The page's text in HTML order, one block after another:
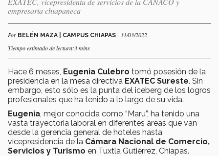
empresaria chiapaneca
Por BELÉN MAZA | CAMPUS CHIAPAS - 31/03/2022
Tiempo estimado de lectura:3 mins
Hace 6 meses, Eugenia Culebro tomó posesión de la
presidencia en la mesa directiva EXATEC Sureste. Sin
embargo, esto sólo es la punta del iceberg de los logros
profesionales que ha tenido a lo largo de su vida.
Eugenia , mejor conocida como “Maru”, ha tenido una
vasta trayectoria laboral en diferentes áreas que van
desde la gerencia general de hoteles hasta
vicepresidencia de la Cámara Nacional de Comercio,
Servicios y Turismo en Tuxtla Gutiérrez, Chiapas.